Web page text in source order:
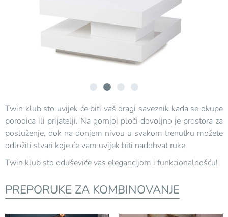
Twin klub sto uvijek će biti vaš dragi saveznik kada se okupe
porodica ili prijatelji. Na gornjoj ploči dovoljno je prostora za
posluženje, dok na donjem nivou u svakom trenutku možete
odložiti stvari koje će vam uvijek biti nadohvat ruke.
Twin klub sto oduševiće vas elegancijom i funkcionalnošću!
PREPORUKE ZA KOMBINOVANJE